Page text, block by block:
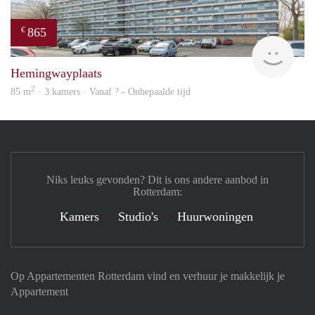
€ 865
Hemingwayplaats
85 m2 · 3 kamers · Vanaf ? - Onbepaalde tijd
Op Appartementen Rotterdam vind en verhuur je makkelijk je
Appartement
Niks leuks gevonden? Dit is ons andere aanbod in
Rotterdam:
Kamers Studio's Huurwoningen